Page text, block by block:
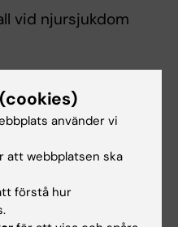
vid njursjukdom
Faciliterade
seminarier för
använder vi
att webbplatsen ska
förstå hur